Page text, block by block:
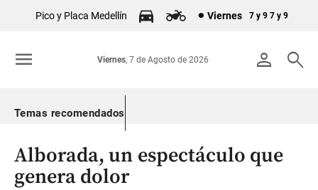
Colombia
Pico y Placa Medellín Viernes 7 y 9 7 y 9
person search
Viernes, 7 de Agosto de 2026
menu
Temas recomendados
Alborada, un espectáculo que
genera dolor